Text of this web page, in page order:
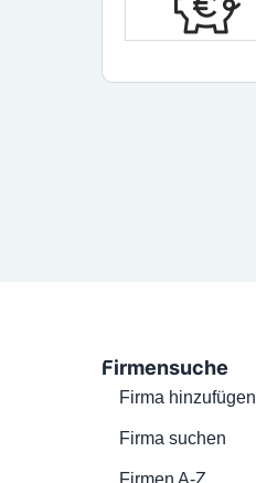
Firmensuche
Firma hinzufügen
Firma suchen
Firmen A-Z